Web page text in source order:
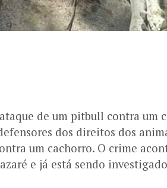
de um pitbull contra um
dos direitos dos
um cachorro. O crime
e já está sendo